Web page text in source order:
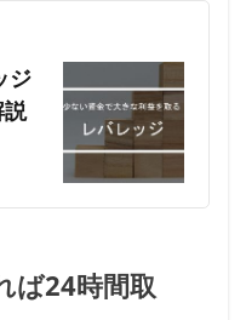
ジ
ば24時間取